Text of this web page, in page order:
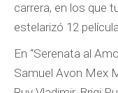
carrera, en los que
estelarizó 12
En “Serenata al
Samuel Avon Mex